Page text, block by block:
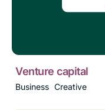
Venture capital
Business Creative